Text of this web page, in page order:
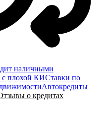
наличными
с плохой КИСтавки по
Автокредиты
о кредитах